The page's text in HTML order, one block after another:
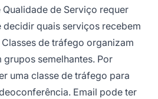
de Serviço requer
quais serviços recebem
de tráfego organizam
grupos semelhantes. Por
uma classe de tráfego para
Email pode ter